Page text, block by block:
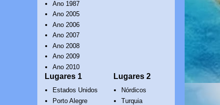
Ano 1987
Ano 2005
Ano 2006
Ano 2007
Ano 2008
Ano 2009
Ano 2010
Lugares 1
Estados Unidos
Porto Alegre
Lugares 2
Nórdicos
Turquia